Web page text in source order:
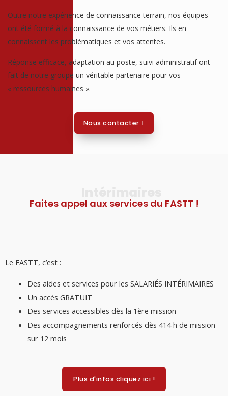
Outre notre expérience de connaissance terrain, nos équipes
ont été formé à la connaissance de vos métiers. Ils en
connaissent les problématiques et vos attentes.
Réponse efficace, adaptation au poste, suivi administratif ont
fait de notre groupe un véritable partenaire pour vos
« ressources humaines ».
Nous contacter
Faites appel aux services du FASTT !
Le FASTT, c’est :
Des aides et services pour les SALARIÉS INTÉRIMAIRES
Un accès GRATUIT
Des services accessibles dès la 1ère mission
Des accompagnements renforcés dès 414 h de mission
sur 12 mois
Plus d'infos cliquez ici !